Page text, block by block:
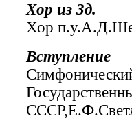
Хор из 3д.
Хор
Вступление